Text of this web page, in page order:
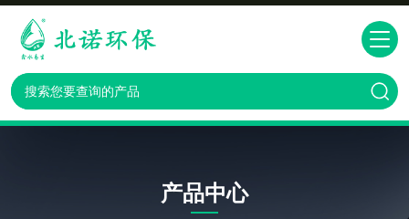
产品中心